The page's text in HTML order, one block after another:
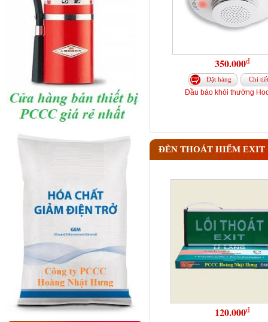
350.000đ
Đặt hàng Chi tiết
Đầu báo khói thường
ĐÈN THOÁT HIỂM EXIT
120.000đ